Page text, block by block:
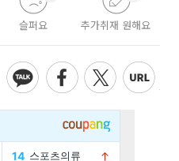
슬퍼요 추가취재 원해요